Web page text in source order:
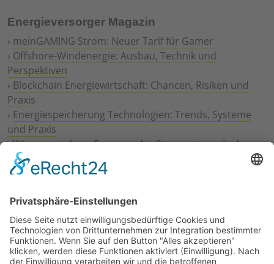
Energieversorger Magazin
› meinGAMING Strom: Neuer Tarif für Gamer
› Offshore-Windenergie: Ausbau, Technik und
Perspektiven
› Blockchain Energiewirtschaft: Chancen, Risiken und
Praxis
› Energiespeicherung Technologien: Trends, Systeme
und Praxis
›Wie erneuerbare Energien das Stromnetz verändern
Digitalisierung Energiewirtschaft: Effizienz, Netze und
Prozesse
Geschäftsmodelle
›Vorstandswechsel Westenergie: Böddeling übernimmt
befristet
›Wasserstoff-Hochlauf: Dialog, Infrastruktur und